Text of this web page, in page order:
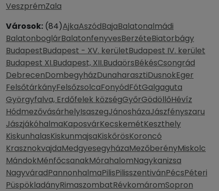
VeszprémZala
Városok: (84)AjkaAszódBajaBalatonalmádi
BalatonboglárBalatonfenyvesBerzéteBiatorbágy
BudapestBudapest - XV. kerületBudapest IV. kerület
Budapest XI.Budapest, XII.BudaörsBékésCsongrád
DebrecenDombegyházDunaharasztiDusnokEger
FelsőtárkányFelsőzsolcaFonyódFótGalgaguta
Györgyfalva, Erdőfelek községGyőrGödöllőHévíz
HódmezővásárhelyIsaszegJánosházaJászfényszaru
JászjákóhalmaKaposvárKecskemétKeszthely
KiskunhalasKiskunmajsaKiskőrösKoroncó
KrasznokvajdaMedgyesegyházaMezőberényMiskolc
MándokMénfőcsanakMórahalomNagykanizsa
NagyváradPannonhalmaPilisPilisszentivánPécsPéteri
PüspökladányRimaszombatRévkomáromSopron